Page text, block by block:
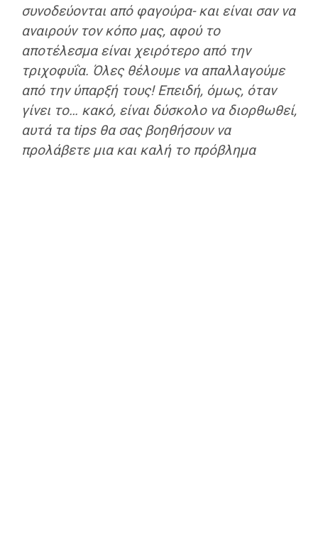
συνοδεύονται από φαγούρα- και είναι σαν να
αναιρούν τον κόπο μας, αφού το
αποτέλεσμα είναι χειρότερο από την
τριχοφυΐα. Όλες θέλουμε να απαλλαγούμε
από την ύπαρξή τους! Επειδή, όμως, όταν
γίνει το… κακό, είναι δύσκολο να διορθωθεί,
αυτά τα tips θα σας βοηθήσουν να
προλάβετε μια και καλή το πρόβλημα